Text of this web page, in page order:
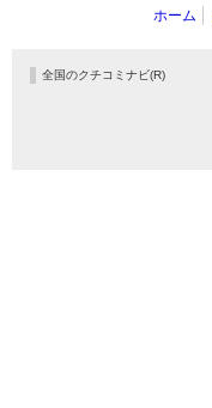
ホーム
全国のクチコミナビ(R)